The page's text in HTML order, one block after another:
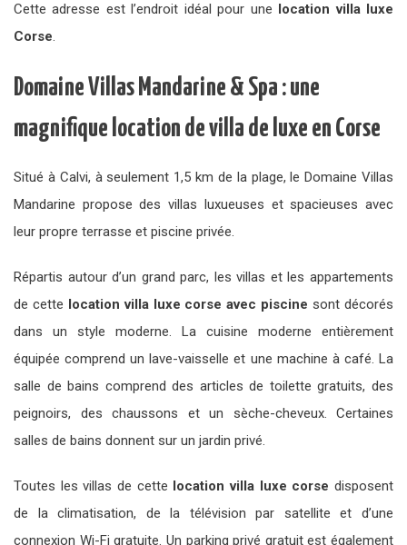
Cette adresse est l’endroit idéal pour une
location villa luxe
Corse.
Domaine Villas Mandarine & Spa : une
magnifique location de villa de luxe en Corse
Situé à Calvi, à seulement 1,5 km de la plage, le Domaine Villas
Mandarine propose des villas luxueuses et spacieuses avec
leur propre terrasse et piscine privée.
Répartis autour d’un grand parc, les villas et les appartements
de cette
location villa luxe corse avec piscine sont décorés
dans un style moderne. La cuisine moderne entièrement
équipée comprend un lave-vaisselle et une machine à café. La
salle de bains comprend des articles de toilette gratuits, des
peignoirs, des chaussons et un sèche-cheveux. Certaines
salles de bains donnent sur un jardin privé.
Toutes les villas de cette location villa luxe corse disposent
de la climatisation, de la télévision par satellite et d’une
connexion Wi-Fi gratuite. Un parking privé gratuit est également